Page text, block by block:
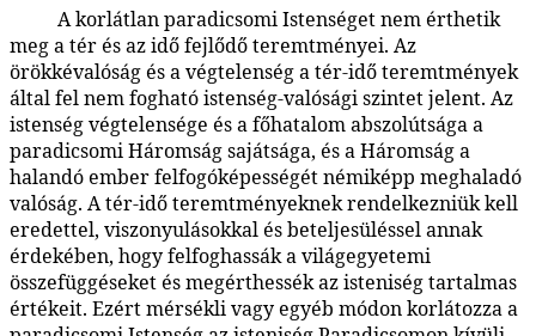
A korlátlan paradicsomi Istenséget nem érthetik
meg a tér és az idő fejlődő teremtményei. Az
örökkévalóság és a végtelenség a tér-idő teremtmények
által fel nem fogható istenség-valósági szintet jelent. Az
istenség végtelensége és a főhatalom abszolútsága a
paradicsomi Háromság sajátsága, és a Háromság a
halandó ember felfogóképességét némiképp meghaladó
valóság. A tér-idő teremtményeknek rendelkezniük kell
eredettel, viszonyulásokkal és beteljesüléssel annak
érdekében, hogy felfoghassák a világegyetemi
összefüggéseket és megérthessék az isteniség tartalmas
értékeit. Ezért mérsékli vagy egyéb módon korlátozza a